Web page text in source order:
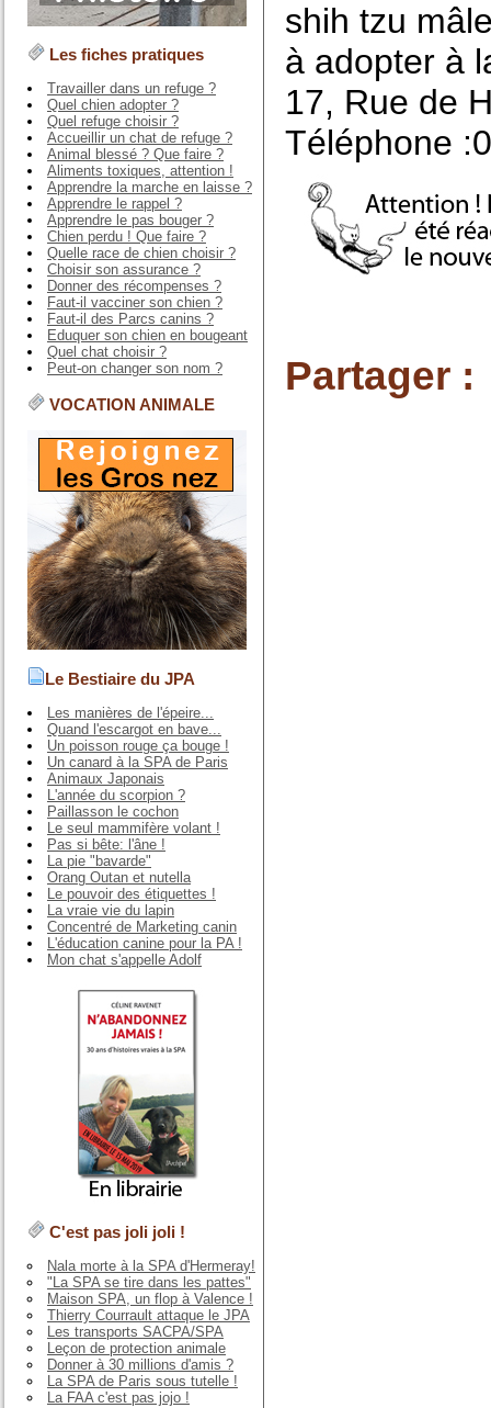
Les fiches pratiques
Travailler dans un refuge ?
Quel chien adopter ?
Quel refuge choisir ?
Accueillir un chat de refuge ?
Animal blessé ? Que faire ?
Aliments toxiques, attention !
Apprendre la marche en laisse ?
Apprendre le rappel ?
Apprendre le pas bouger ?
Chien perdu ! Que faire ?
Quelle race de chien choisir ?
Choisir son assurance ?
Donner des récompenses ?
Faut-il vacciner son chien ?
Faut-il des Parcs canins ?
Eduquer son chien en bougeant
Quel chat choisir ?
Peut-on changer son nom ?
VOCATION ANIMALE
Le Bestiaire du JPA
Les manières de l'épeire...
Quand l'escargot en bave...
Un poisson rouge ça bouge !
Un canard à la SPA de Paris
Animaux Japonais
L'année du scorpion ?
Paillasson le cochon
Le seul mammifère volant !
Pas si bête: l'âne !
La pie "bavarde"
Orang Outan et nutella
Le pouvoir des étiquettes !
La vraie vie du lapin
Concentré de Marketing canin
L'éducation canine pour la PA !
Mon chat s'appelle Adolf
C'est pas joli joli !
Nala morte à la SPA d'Hermeray!
"La SPA se tire dans les pattes"
Maison SPA, un flop à Valence !
Thierry Courrault attaque le JPA
Les transports SACPA/SPA
Leçon de protection animale
Donner à 30 millions d'amis ?
La SPA de Paris sous tutelle !
La FAA c'est pas jojo !
shih tzu
à adopter à
17, Rue de
Téléphone
Partager :